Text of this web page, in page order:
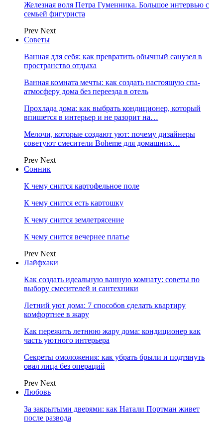
Железная воля Петра Гуменника. Большое интервью с
семьей фигуриста
Prev Next
Советы
Ванная для себя: как превратить обычный санузел в
пространство отдыха
Ванная комната мечты: как создать настоящую спа-
атмосферу дома без переезда в отель
Прохлада дома: как выбрать кондиционер, который
впишется в интерьер и не разорит на…
Мелочи, которые создают уют: почему дизайнеры
советуют смесители Boheme для домашних…
Prev Next
Сонник
К чему снится картофельное поле
К чему снится есть картошку
К чему снится землетрясение
К чему снится вечернее платье
Prev Next
Лайфхаки
Как создать идеальную ванную комнату: советы по
выбору смесителей и сантехники
Летний уют дома: 7 способов сделать квартиру
комфортнее в жару
Как пережить летнюю жару дома: кондиционер как
часть уютного интерьера
Секреты омоложения: как убрать брыли и подтянуть
овал лица без операций
Prev Next
Любовь
За закрытыми дверями: как Натали Портман живет
после развода